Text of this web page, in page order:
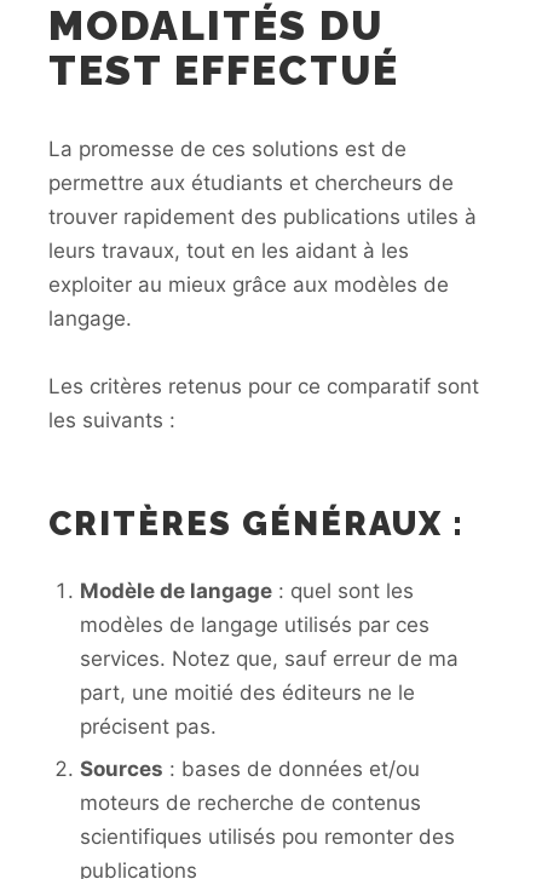
MODALITÉS DU
TEST EFFECTUÉ
La promesse de ces solutions est de
permettre aux étudiants et chercheurs de
trouver rapidement des publications utiles à
leurs travaux, tout en les aidant à les
exploiter au mieux grâce aux modèles de
langage.
Les critères retenus pour ce comparatif sont
les suivants :
CRITÈRES GÉNÉRAUX :
Modèle de langage: quel sont les
modèles de langage utilisés par ces
services. Notez que, sauf erreur de ma
part, une moitié des éditeurs ne le
précisent pas.
Sources : bases de données et/ou
moteurs de recherche de contenus
scientifiques utilisés pou remonter des
publications